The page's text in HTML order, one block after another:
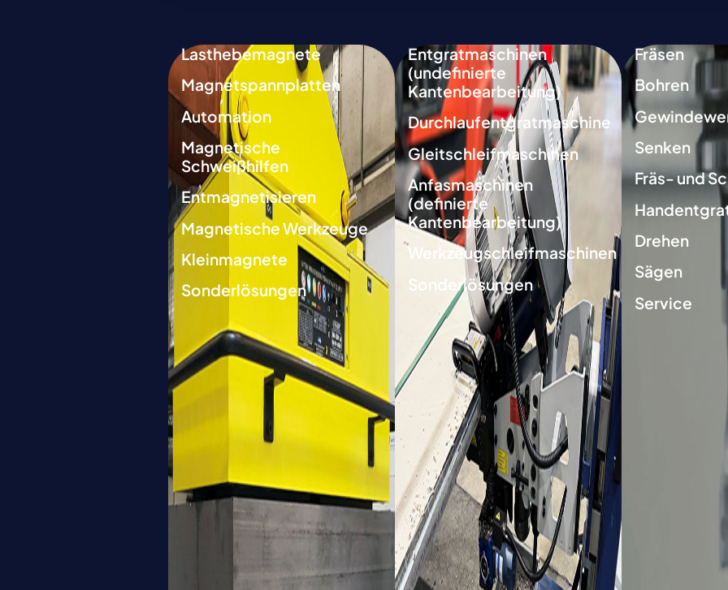
Lasthebemagnete
Magnetspannplatten
Automation
Magnetische
Schweißhilfen
Entmagnetisieren
Magnetische Werkzeuge
Kleinmagnete
Sonderlösungen
Entgratmaschinen
(undefinierte
Kantenbearbeitung)
Durchlaufentgratmaschine
Gleitschleifmaschinen
Anfasmaschinen
(definierte
Kantenbearbeitung)
Werkzeugschleifmaschinen
Sonderlösungen
Fräsen
Bohren
Senken
Fräs- und
Drehen
Sägen
Service